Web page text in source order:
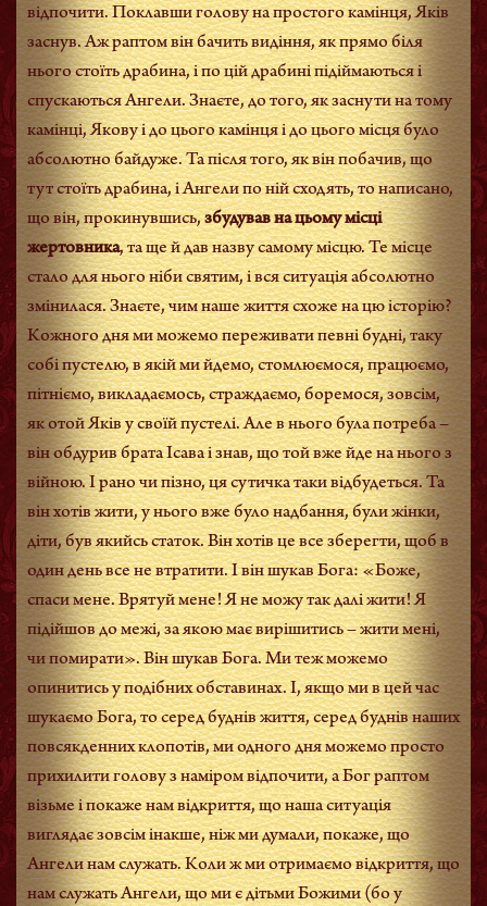
відпочити. Поклавши голову на простого камінця, Яків
заснув. Аж раптом він бачить видіння, як прямо біля
нього стоїть драбина, і по цій драбині підіймаються і
спускаються Ангели. Знаєте, до того, як заснути на тому
камінці, Якову і до цього камінця і до цього місця було
абсолютно байдуже. Та після того, як він побачив, що
тут стоїть драбина, і Ангели по ній сходять, то написано,
що він, прокинувшись,збудував на цьому місці
жертовника, та ще й дав назву самому місцю. Те місце
стало для нього ніби святим, і вся ситуація абсолютно
змінилася. Знаєте, чим наше життя схоже на цю історію?
Кожного дня ми можемо переживати певні будні, таку
собі пустелю, в якій ми йдемо, стомлюємося, працюємо,
пітніємо, викладаємось, страждаємо, боремося, зовсім,
як отой Яків у своїй пустелі. Але в нього була потреба –
він обдурив брата Ісава і знав, що той вже йде на нього з
війною. І рано чи пізно, ця сутичка таки відбудеться. Та
він хотів жити, у нього вже було надбання, були жінки,
діти, був якийсь статок. Він хотів це все зберегти, щоб в
один день все не втратити. І він шукав Бога: «Боже,
спаси мене. Врятуй мене! Я не можу так далі жити! Я
підійшов до межі, за якою має вирішитись – жити мені,
чи помирати». Він шукав Бога. Ми теж можемо
опинитись у подібних обставинах. І, якщо ми в цей час
шукаємо Бога, то серед буднів життя, серед буднів наших
повсякденних клопотів, ми одного дня можемо просто
прихилити голову з наміром відпочити, а Бог раптом
візьме і покаже нам відкриття, що наша ситуація
виглядає зовсім інакше, ніж ми думали, покаже, що
Ангели нам служать. Коли ж ми отримаємо відкриття, що
нам служать Ангели, що ми є дітьми Божими (бо у